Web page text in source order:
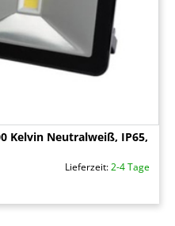
Kelvin Neutralweiß, IP65,
Lieferzeit:2-4 Tage